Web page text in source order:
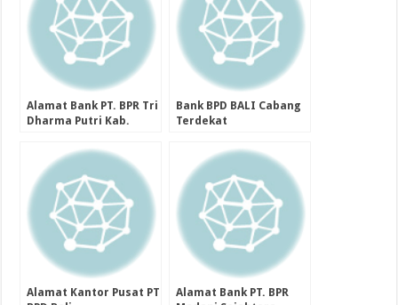
Alamat Bank PT. BPR Tri
Dharma Putri Kab.
Bank BPD BALI Cabang
Terdekat
Alamat Kantor Pusat PT
Alamat Bank PT. BPR